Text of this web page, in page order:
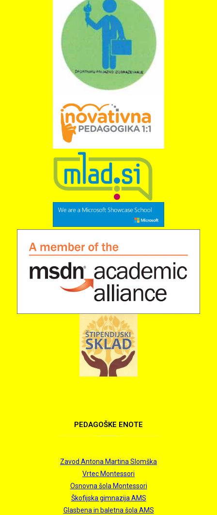
PEDAGOŠKE ENOTE
Zavod Antona Martina Slomška
Vrtec Montessori
Osnovna šola Montessori
Škofijska gimnazija AMS
Glasbena in baletna šola AMS